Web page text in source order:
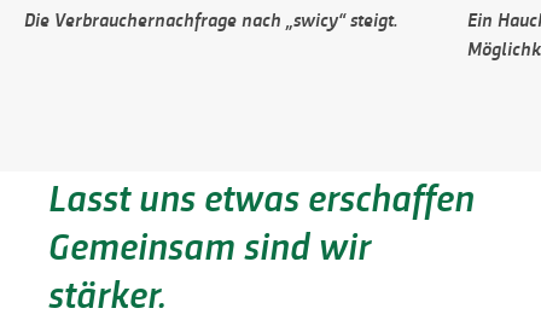
Die Verbrauchernachfrage nach „swicy“ steigt.
Ein
Lasst uns etwas erschaffen
Gemeinsam sind wir
stärker.